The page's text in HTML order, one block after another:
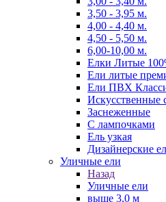
3,50 - 3,95 м.
4,00 - 4,40 м.
4,50 - 5,50 м.
6,00-10,00 м.
Елки Литые
Ели литые
Ели ПВХ
Искусственные
Заснеженные
С лампочками
Ель узкая
Дизайнерские
Уличные ели
Назад
Уличные ели
выше 3,0 м